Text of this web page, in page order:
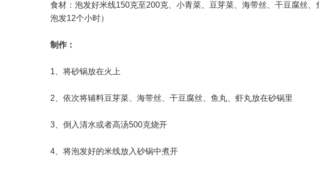
食材：泡发好米线150克至200克、小青菜、豆芽菜、海带丝、干豆腐丝
泡发12个小时）
制作：
1、将砂锅放在火上
2、依次将辅料豆芽菜、海带丝、干豆腐丝、鱼丸、虾丸放在砂锅里
3、倒入清水或者高汤500克烧开
4、将泡发好的米线放入砂锅中煮开